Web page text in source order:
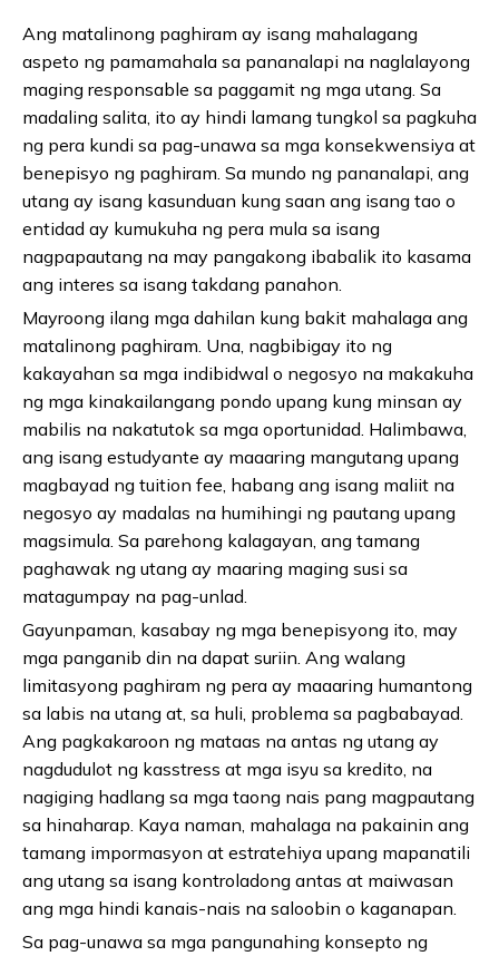
Ang matalinong paghiram ay isang mahalagang
aspeto ng pamamahala sa pananalapi na naglalayong
maging responsable sa paggamit ng mga utang. Sa
madaling salita, ito ay hindi lamang tungkol sa pagkuha
ng pera kundi sa pag-unawa sa mga konsekwensiya at
benepisyo ng paghiram. Sa mundo ng pananalapi, ang
utang ay isang kasunduan kung saan ang isang tao o
entidad ay kumukuha ng pera mula sa isang
nagpapautang na may pangakong ibabalik ito kasama
ang interes sa isang takdang panahon.
Mayroong ilang mga dahilan kung bakit mahalaga ang
matalinong paghiram. Una, nagbibigay ito ng
kakayahan sa mga indibidwal o negosyo na makakuha
ng mga kinakailangang pondo upang kung minsan ay
mabilis na nakatutok sa mga oportunidad. Halimbawa,
ang isang estudyante ay maaaring mangutang upang
magbayad ng tuition fee, habang ang isang maliit na
negosyo ay madalas na humihingi ng pautang upang
magsimula. Sa parehong kalagayan, ang tamang
paghawak ng utang ay maaring maging susi sa
matagumpay na pag-unlad.
Gayunpaman, kasabay ng mga benepisyong ito, may
mga panganib din na dapat suriin. Ang walang
limitasyong paghiram ng pera ay maaaring humantong
sa labis na utang at, sa huli, problema sa pagbabayad.
Ang pagkakaroon ng mataas na antas ng utang ay
nagdudulot ng kasstress at mga isyu sa kredito, na
nagiging hadlang sa mga taong nais pang magpautang
sa hinaharap. Kaya naman, mahalaga na pakainin ang
tamang impormasyon at estratehiya upang mapanatili
ang utang sa isang kontroladong antas at maiwasan
ang mga hindi kanais-nais na saloobin o kaganapan.
Sa pag-unawa sa mga pangunahing konsepto ng